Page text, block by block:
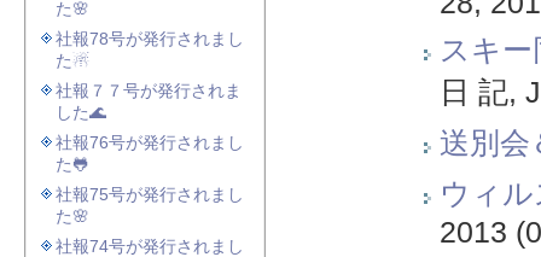
スキ
日 記,
送別会
ウィ
2013
た🌸
社報78号が発行されまし
た☃
社報７７号が発行されま
した🌊
社報76号が発行されまし
た🐸
社報75号が発行されまし
た🌸
社報74号が発行されまし